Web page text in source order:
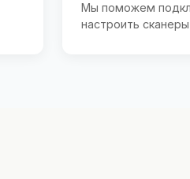
Мы поможем
настроить